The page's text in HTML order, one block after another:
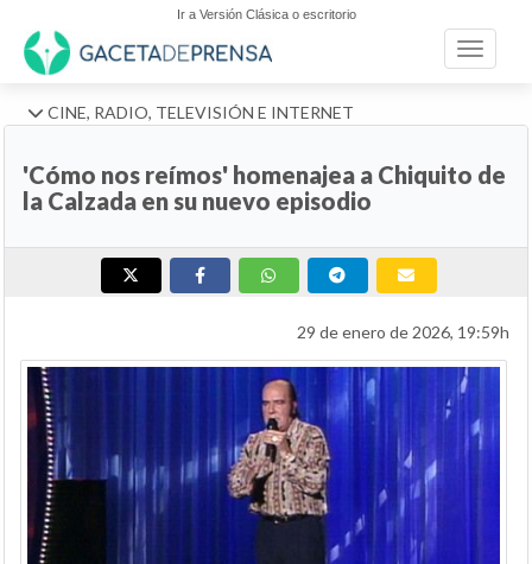
Ir a Versión Clásica o escritorio
Toggle
CINE, RADIO, TELEVISIÓN E INTERNET
'Cómo nos reímos' homenajea a Chiquito de
la Calzada en su nuevo episodio
29 de enero de 2026, 19:59h